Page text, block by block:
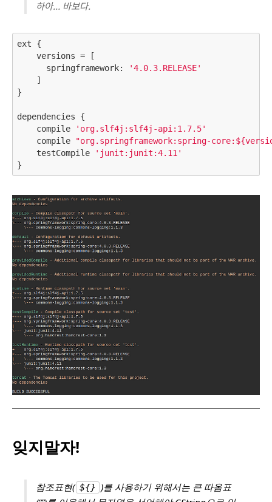
하아… 바보다.
ext {
    versions = [
      springframework:
'4.0.3.RELEASE'
    ]
}
dependencies {
    compile
'org.slf4j:slf4j-api:1.7.5'
    compile
"org.springframework:spring-
    testCompile
'junit:junit:4.11'
잊지말자!
참조표현( ${}
)를 사용하기 위해서는 큰 따옴표